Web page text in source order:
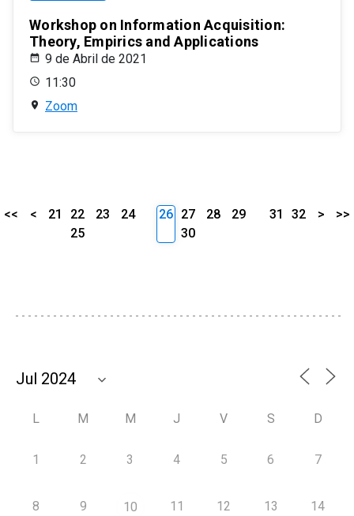
Workshop on Information Acquisition:
Theory, Empirics and Applications
9 de Abril de 2021
11:30
Zoom
<< < 21 22 23
24
25
26 27 28
29
30
31 32 > >>
L M M J V S D
1 2 3 4 5 6 7
8 9 10 11 12 13 14